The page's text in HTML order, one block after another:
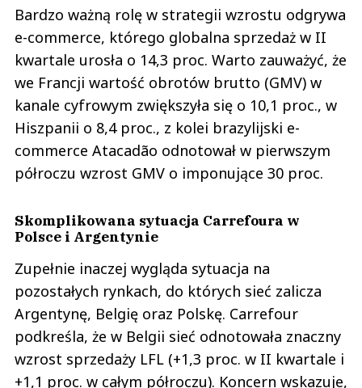
Bardzo ważną rolę w strategii wzrostu odgrywa
e-commerce, którego globalna sprzedaż w II
kwartale urosła o 14,3 proc. Warto zauważyć, że
we Francji wartość obrotów brutto (GMV) w
kanale cyfrowym zwiększyła się o 10,1 proc., w
Hiszpanii o 8,4 proc., z kolei brazylijski e-
commerce Atacadão odnotował w pierwszym
półroczu wzrost GMV o imponujące 30 proc.
Skomplikowana sytuacja Carrefoura w
Polsce i Argentynie
Zupełnie inaczej wygląda sytuacja na
pozostałych rynkach, do których sieć zalicza
Argentynę, Belgię oraz Polskę. Carrefour
podkreśla, że w Belgii sieć odnotowała znaczny
wzrost sprzedaży LFL (+1,3 proc. w II kwartale i
+1,1 proc. w całym półroczu). Koncern wskazuje,